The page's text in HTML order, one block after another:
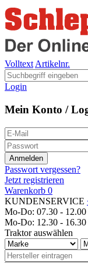
Volltext Artikelnr.
Login
Mein Konto /
Passwort vergessen?
Jetzt registrieren
Warenkorb 0
KUNDENSERVICE
Mo-Do: 07.30 -
Mo-Do: 12.30 -
Traktor auswählen